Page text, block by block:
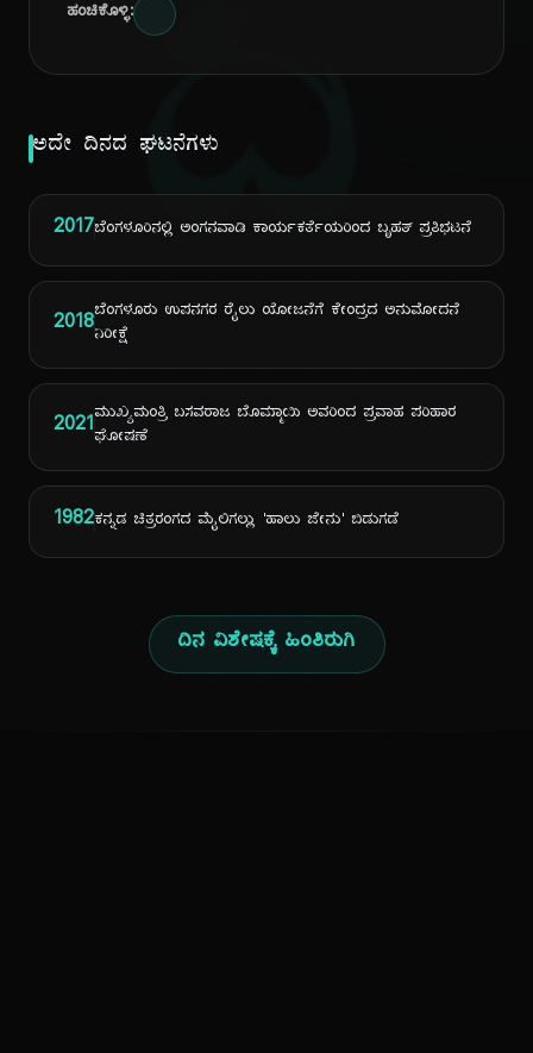
ದಿ
ಹಂಚಿಕೊಳ್ಳಿ:
ಅದೇ ದಿನದ ಘಟನೆಗಳು
2017ಬೆಂಗಳೂರಿನಲ್ಲಿ ಅಂಗನವಾಡಿ ಕಾರ್ಯಕರ್ತೆಯರಿಂದ ಬೃಹತ್ ಪ್ರತಿಭಟನೆ
2018ಬೆಂಗಳೂರು ಉಪನಗರ ರೈಲು ಯೋಜನೆಗೆ ಕೇಂದ್ರದ ಅನುಮೋದನೆ
ನಿರೀಕ್ಷೆ
2021ಮುಖ್ಯಮಂತ್ರಿ ಬಸವರಾಜ ಬೊಮ್ಮಾಯಿ ಅವರಿಂದ ಪ್ರವಾಹ ಪರಿಹಾರ
ಘೋಷಣೆ
1982ಕನ್ನಡ ಚಿತ್ರರಂಗದ ಮೈಲಿಗಲ್ಲು 'ಹಾಲು ಜೇನು' ಬಿಡುಗಡೆ
ದಿನ ವಿಶೇಷಕ್ಕೆ ಹಿಂತಿರುಗಿ